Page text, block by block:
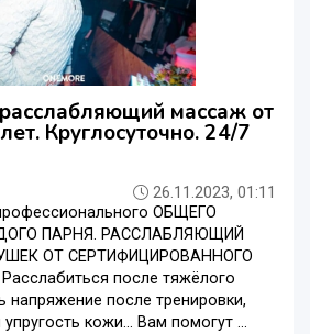
массаж от
Круглосуточно. 24/7
26.11.2023, 01:11
ОБЩЕГО
ПАРНЯ. РАССЛАБЛЯЮЩИЙ
ОТ СЕРТИФИЦИРОВАННОГО
после тяжёлого
напряжение после тренировки,
кожи... Вам помогут ...